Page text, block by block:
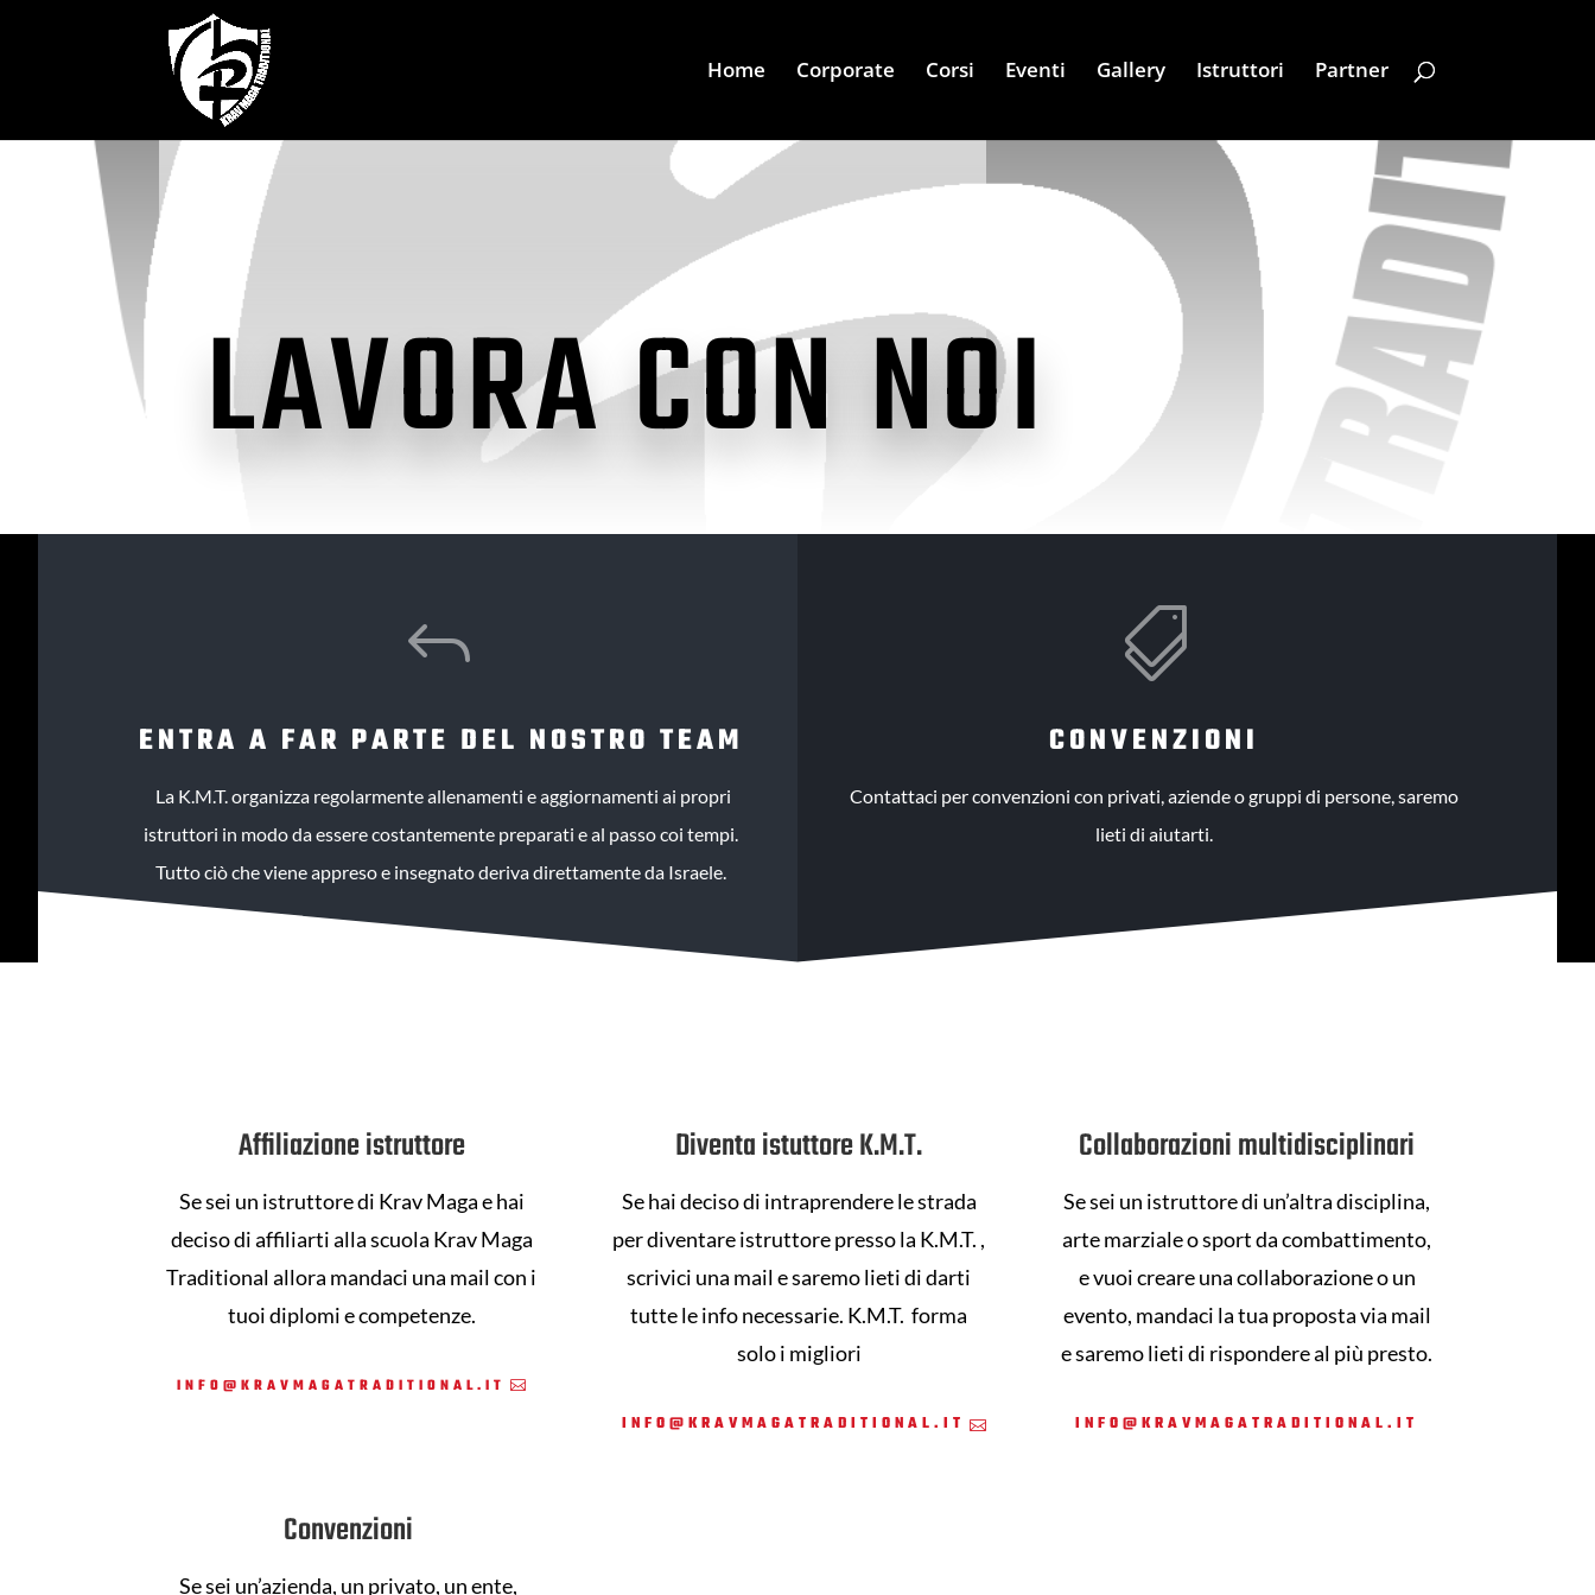
Home Corporate Corsi Eventi Gallery Istruttori Partner
LAVORA CON NOI
J
ENTRA A FAR PARTE DEL NOSTRO TEAM
La K.M.T. organizza regolarmente allenamenti e aggiornamenti ai propri
istruttori in modo da essere costantemente preparati e al passo coi tempi.
Tutto ciò che viene appreso e insegnato deriva direttamente da Israele.

CONVENZIONI
Contattaci per convenzioni con privati, aziende o gruppi di persone, saremo
lieti di aiutarti.
Affiliazione istruttore
Se sei un istruttore di Krav Maga e hai
deciso di affiliarti alla scuola Krav Maga
Traditional allora mandaci una mail con i
tuoi diplomi e competenze.
INFO@KRAVMAGATRADITIONAL.IT
Diventa istuttore K.M.T.
Se hai deciso di intraprendere le strada
per diventare istruttore presso la K.M.T. ,
scrivici una mail e saremo lieti di darti
tutte le info necessarie. K.M.T. forma
solo i migliori
INFO@KRAVMAGATRADITIONAL.IT
Collaborazioni multidisciplinari
Se sei un istruttore di un’altra disciplina,
arte marziale o sport da combattimento,
e vuoi creare una collaborazione o un
evento, mandaci la tua proposta via mail
e saremo lieti di rispondere al più presto.
INFO@KRAVMAGATRADITIONAL.IT
Convenzioni
Se sei un’azienda, un privato, un ente,